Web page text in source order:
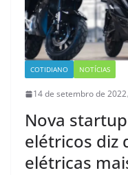
COTIDIANO NOTÍCIAS
14 de setembro de 2022
Nova
elétricos diz
elétricas